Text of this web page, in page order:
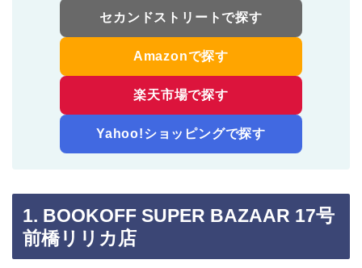
セカンドストリートで探す
Amazonで探す
楽天市場で探す
Yahoo!ショッピングで探す
1. BOOKOFF SUPER BAZAAR 17号
前橋リリカ店